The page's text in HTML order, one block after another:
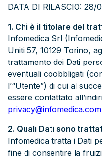
DATA DI RILASCIO: 28/
1. Chi è il titolare del
Infomedica Srl
Uniti 57, 10129 Torino,
trattamento dei Dati
eventuali coobbligati
l’“Utente”) di cui al
essere contattato
privacy@infomedica.com.
2. Quali Dati sono
Infomedica tratta i Dati
fine di consentire la